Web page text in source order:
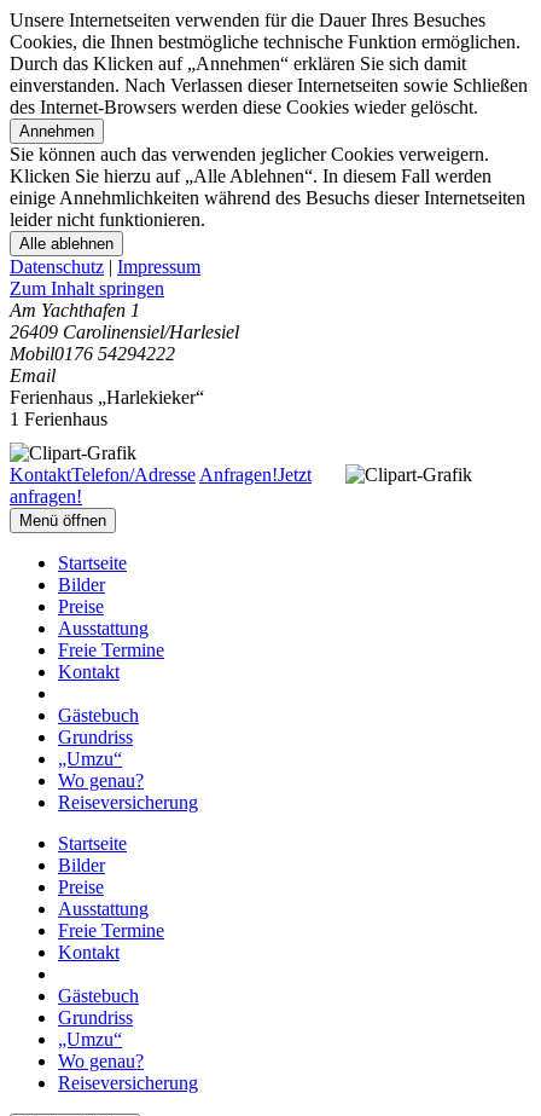
Unsere Internetseiten verwenden für die Dauer Ihres Besuches
Cookies, die Ihnen bestmögliche technische Funktion ermöglichen.
Durch das Klicken auf „Annehmen“ erklären Sie sich damit
einverstanden. Nach Verlassen dieser Internetseiten sowie Schließen
des Internet-Browsers werden diese Cookies wieder gelöscht.
Annehmen
Sie können auch das verwenden jeglicher Cookies verweigern.
Klicken Sie hierzu auf „Alle Ablehnen“. In diesem Fall werden
einige Annehmlichkeiten während des Besuchs dieser Internetseiten
leider nicht funktionieren.
Alle ablehnen
Datenschutz | Impressum
Zum Inhalt springen
Am Yachthafen 1
26409 Carolinensiel/Harlesiel
Mobil0176 54294222
Email
Ferienhaus „Harlekieker“
1 Ferienhaus
KontaktTelefon/Adresse Anfragen!Jetzt
anfragen!
Menü öffnen
Startseite
Bilder
Preise
Ausstattung
Freie Termine
Kontakt
Gästebuch
Grundriss
„Umzu“
Wo genau?
Reiseversicherung
Startseite
Bilder
Preise
Ausstattung
Freie Termine
Kontakt
Gästebuch
Grundriss
„Umzu“
Wo genau?
Reiseversicherung